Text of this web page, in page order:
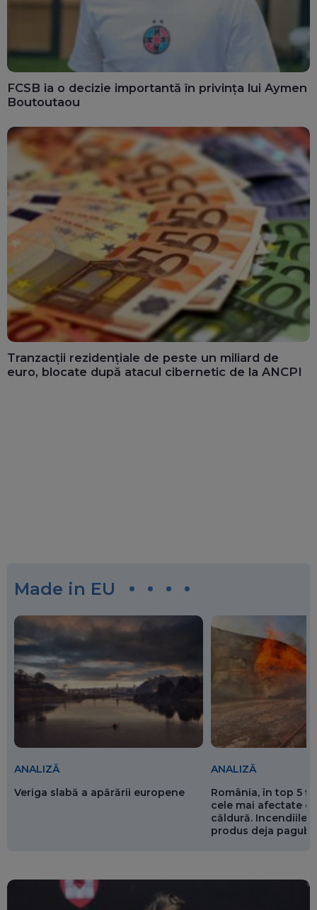
FCSB ia o decizie importantă în privința lui Aymen
Boutoutaou
Tranzacții rezidențiale de peste un miliard de
euro, blocate după atacul cibernetic de la ANCPI
Made in EU
ANALIZĂ
Veriga slabă a apărării europene
ANALIZĂ
România, în top 5
cele mai afectate
căldură. Incendiile
produs deja